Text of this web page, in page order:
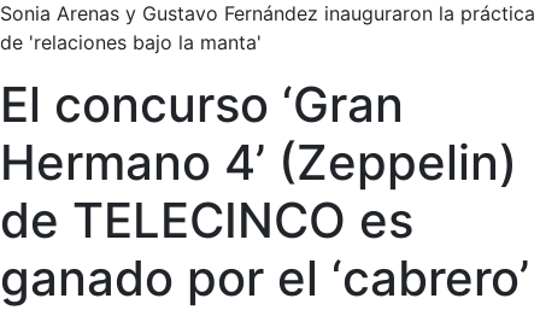
Sonia Arenas y Gustavo Fernández inauguraron la práctica
de 'relaciones bajo la manta'
El concurso ‘Gran
Hermano 4’ (Zeppelin)
de TELECINCO es
ganado por el ‘cabrero’